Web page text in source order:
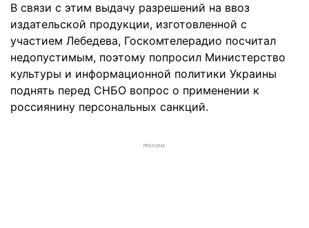
В связи с этим выдачу разрешений на ввоз
издательской продукции, изготовленной с
участием Лебедева, Госкомтелерадио посчитал
недопустимым, поэтому попросил Министерство
культуры и информационной политики Украины
поднять перед СНБО вопрос о применении к
россиянину персональных санкций.
РЕКЛАМА